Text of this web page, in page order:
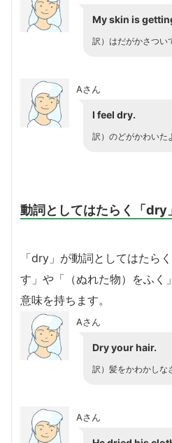
My skin is
訳）はだがかさつい
Aさん
I feel dry.
訳）のどがかわいた
動詞としてはたらく「dry
「dry」が動詞としてはたら
す」や「（ぬれた物）をふく
意味を持ちます。
Aさん
Dry your hair.
訳）髪をかわかしな
Aさん